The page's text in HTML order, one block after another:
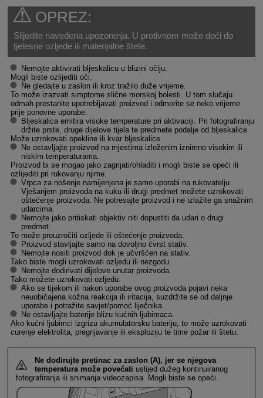
OPREZ:
Slijedite navedena upozorenja. U protivnom može doći do
tjelesne ozljede ili materijalne štete.
Nemojte aktivirati bljeskalicu u blizini očiju.
Mogli biste ozlijediti oči.
Ne gledajte u zaslon ili kroz tražilo duže vrijeme.
To može izazvati simptome slične morskoj bolesti. U tom slučaju
odmah prestanite upotrebljavati proizvod i odmorite se neko vrijeme
prije ponovne uporabe.
Bljeskalica emitira visoke temperature pri aktivaciji. Pri fotografiranju
držite prste, druge dijelove tijela te predmete podalje od bljeskalice.
Može uzrokovati opekline ili kvar bljeskalice.
Ne ostavljajte proizvod na mjestima izloženim iznimno visokim ili
niskim temperaturama.
Proizvod bi se mogao jako zagrijati/ohladiti i mogli biste se opeći ili
ozlijediti pri rukovanju njime.
Vrpca za nošenje namijenjena je samo uporabi na rukovatelju.
Vješanjem proizvoda na kuku ili drugi predmet možete uzrokovati
oštećenje proizvoda. Ne potresajte proizvod i ne izlažite ga snažnim
udarcima.
Nemojte jako pritiskati objektiv niti dopustiti da udari o drugi
predmet.
To može prouzročiti ozljede ili oštećenje proizvoda.
Proizvod stavljajte samo na dovoljno čvrst stativ.
Nemojte nositi proizvod dok je učvršćen na stativ.
Tako biste mogli uzrokovati ozljedu ili nezgodu.
Nemojte dodirivati dijelove unutar proizvoda.
Tako možete uzrokovati ozljedu.
Ako se tijekom ili nakon uporabe ovog proizvoda pojavi neka
neuobičajena kožna reakcija ili iritacija, suzdržite se od daljnje
uporabe i potražite savjet/pomoć liječnika.
Ne ostavljajte baterije blizu kućnih ljubimaca.
Ako kućni ljubimci izgrizu akumulatorsku bateriju, to može uzrokovati
curenje elektrolita, pregrijavanje ili eksploziju te time požar ili štetu.
Ne dodirujte pretinac za zaslon (A), jer se njegova
temperatura može povećati uslijed dužeg kontinuiranog
fotografiranja ili snimanja videozapisa. Mogli biste se opeći.